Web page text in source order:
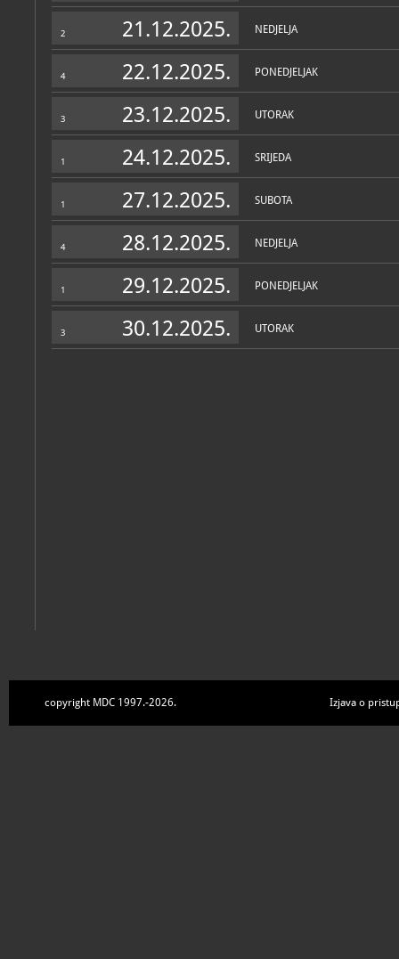
2 21.12.2025. NEDJELJA
4 22.12.2025. PONEDJELJAK
3 23.12.2025. UTORAK
1 24.12.2025. SRIJEDA
1 27.12.2025. SUBOTA
4 28.12.2025. NEDJELJA
1 29.12.2025. PONEDJELJAK
3 30.12.2025. UTORAK
copyright MDC 1997.-2026. Izjava o